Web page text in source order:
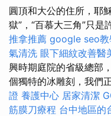
圓頂和大公的住所，耶
獄”，“百慕大三角”只是
推拿推薦 google seo教
氣清洗 眼下細紋改善醫
興時期庭院的省級總部
個獨特的冰雕刻，我們
證 養護中心 居家清潔
筋膜刀療程 台中地區的